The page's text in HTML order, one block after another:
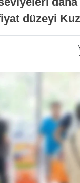
düzeyi